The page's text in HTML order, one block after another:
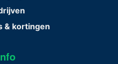
& kortingen